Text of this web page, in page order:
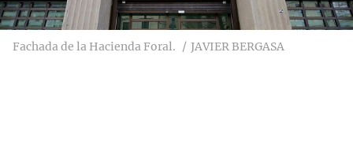
Fachada de la Hacienda Foral. JAVIER BERGASA